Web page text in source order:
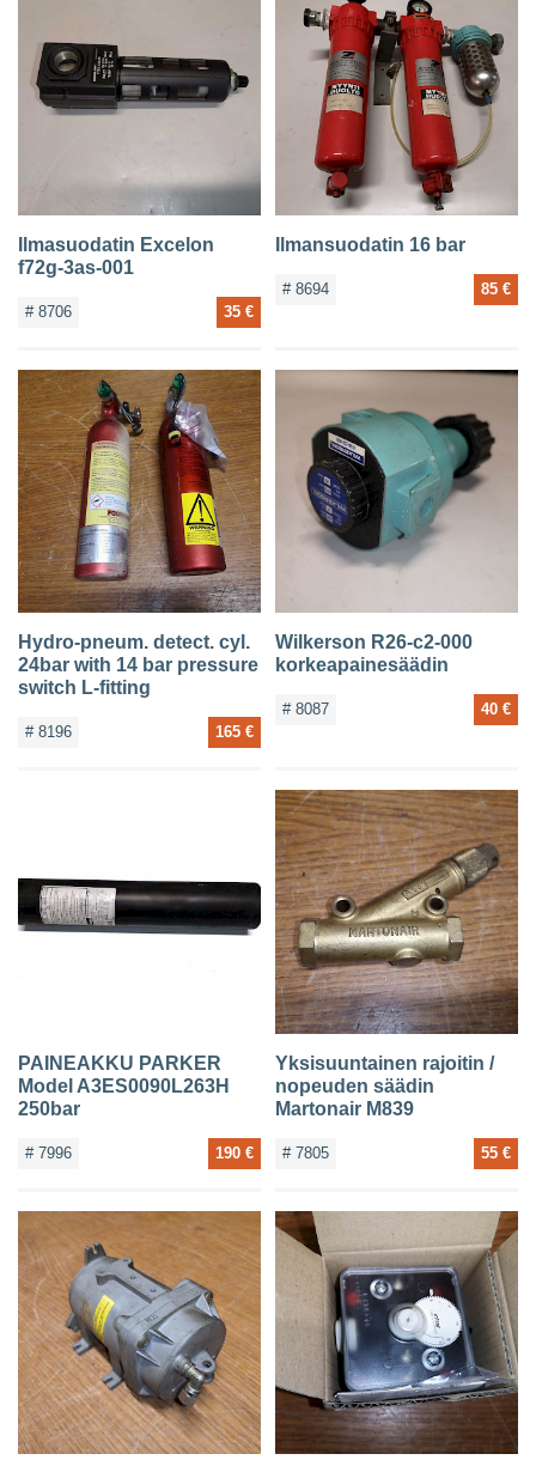
Ilmasuodatin Excelon
f72g-3as-001
# 8706 35 €
Ilmansuodatin 16 bar
# 8694 85 €
Hydro-pneum. detect. cyl.
24bar with 14 bar pressure
switch L-fitting
# 8196 165 €
Wilkerson R26-c2-000
korkeapainesäädin
# 8087 40 €
PAINEAKKU PARKER
Model A3ES0090L263H
250bar
# 7996 190 €
Yksisuuntainen rajoitin /
nopeuden säädin
Martonair M839
# 7805 55 €